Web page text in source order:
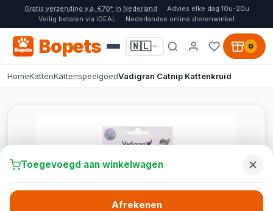
Gratis verzending v.a. €70* in Nederland
Advies elke dag 10u-20u
Veilig betalen via iDEAL
Nederlandse online dierenwinkel
Bopets 🇳🇱 0
HomeKattenKattenspeelgoedVadigran Catnip Kattenkruid
Toegevoegd aan winkelwagen
Afrekenen